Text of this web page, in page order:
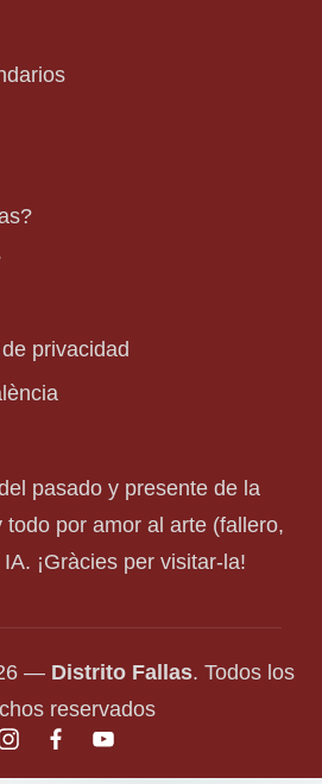
privacidad
pasado y presente de la
por amor al arte (fallero,
¡Gràcies per visitar-la!
— Distrito Fallas. Todos los
reservados
instagram.com
facebook.com
youtube.com